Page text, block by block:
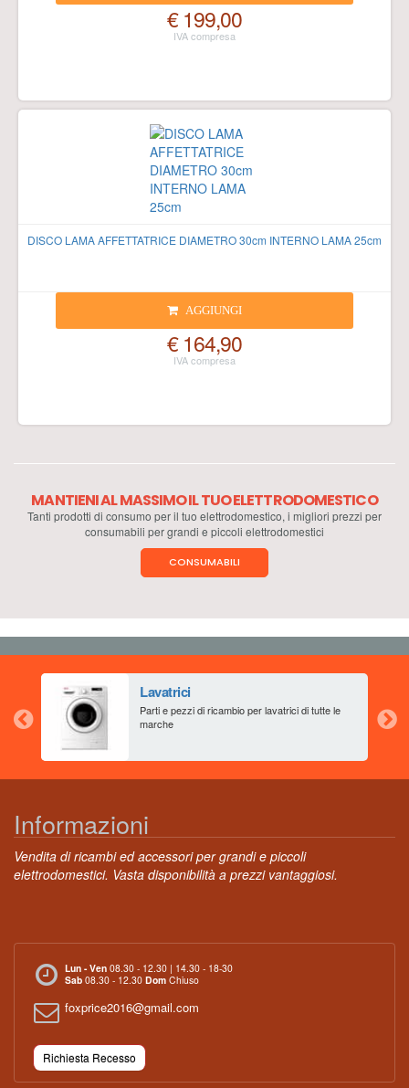
€ 199,00
DISCO LAMA AFFETTATRICE DIAMETRO 30cm INTERNO LAMA 25cm
AGGIUNGI
€ 164,90
MANTIENI AL MASSIMO IL TUO ELETTRODOMESTICO
Tanti prodotti di consumo per il tuo elettrodomestico, i migliori prezzi per
consumabili per grandi e piccoli elettrodomestici
CONSUMABILI
Lavatrici
Parti e pezzi di ricambio per lavatrici di tutte le
marche
Informazioni
Vendita di ricambi ed accessori per grandi e piccoli
elettrodomestici. Vasta disponibilità a prezzi vantaggiosi.
Lun - Ven 08.30 - 12.30 | 14.30 - 18-30
Sab 08.30 - 12.30 Dom Chiuso
foxprice2016@gmail.com
Richiesta Recesso